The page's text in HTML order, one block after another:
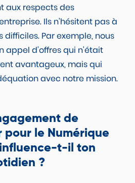
aux respects des
Ils n'hésitent pas à
Par exemple, nous
appel d'offres qui n'était
avantageux, mais qui
avec notre mission.
de
le Numérique
t-il ton
?